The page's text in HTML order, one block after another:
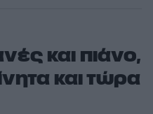
και πιάνο,
και τώρα